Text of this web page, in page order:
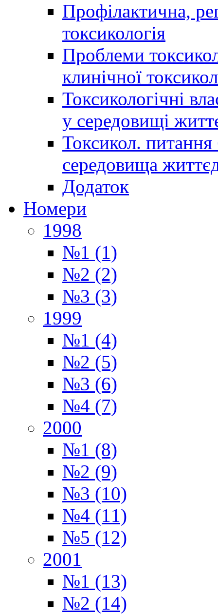
Профілактична,
токсикологія
Проблеми
клинічної
Токсикологічні
у середовищі
Токсикол. питання
середовища
Додаток
Номери
1998
№1 (1)
№2 (2)
№3 (3)
1999
№1 (4)
№2 (5)
№3 (6)
№4 (7)
2000
№1 (8)
№2 (9)
№3 (10)
№4 (11)
№5 (12)
2001
№1 (13)
№2 (14)